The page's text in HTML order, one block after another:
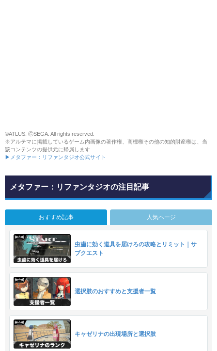
©ATLUS. ⒸSEGA. All rights reserved.
※アルテマに掲載しているゲーム内画像の著作権、商標権その他の知的財産権は、当
該コンテンツの提供元に帰属します
▶メタファー：リファンタジオ公式サイト
メタファー：リファンタジオの注目記事
おすすめ記事 人気ページ
虫歯に効く道具を届けろの攻略とリミット｜サ
ブクエスト
選択肢のおすすめと支援者一覧
キャゼリナの出現場所と選択肢